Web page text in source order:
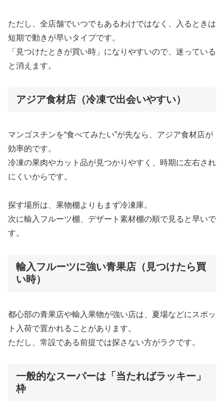
ただし、全店舗でいつでもあるわけではなく、入るときは
短期で動きが早いタイプです。
「見つけたときが買い時」になりやすいので、迷っている
と消えます。
アジア食材店（冷凍で出会いやすい）
マンゴスチンを“食べてみたい”が先なら、アジア食材店が
効率的です。
冷凍の果肉やカット品が見つかりやすく、時期に左右され
にくいからです。
探す場所は、果物棚よりもまず冷凍庫。
次に輸入フルーツ棚、デザート素材棚の順で見ると早いで
す。
輸入フルーツに強い青果店（見つけたら買
い時）
都心部の青果店や輸入果物が強い店は、夏場などにスポッ
ト入荷で置かれることがあります。
ただし、常設である前提では探さない方がラクです。
一般的なスーパーは「当たればラッキー」
枠